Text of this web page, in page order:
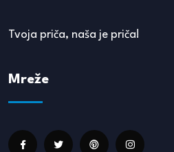
Tvoja priča, naša je priča!
Mreže